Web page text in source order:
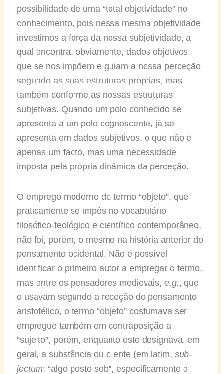
possibilidade de uma “total objetividade” no
conhecimento, pois nessa mesma objetividade
investimos a força da nossa subjetividade, a
qual encontra, obviamente, dados objetivos
que se nos impõem e guiam a nossa perceção
segundo as suas estruturas próprias, mas
também conforme as nossas estruturas
subjetivas. Quando um polo conhecido se
apresenta a um polo cognoscente, já se
apresenta em dados subjetivos, o que não é
apenas um facto, mas uma necessidade
imposta pela própria dinâmica da perceção.
O emprego moderno do termo “objeto”, que
praticamente se impôs no vocabulário
filosófico-teológico e científico contemporâneo,
não foi, porém, o mesmo na história anterior do
pensamento ocidental. Não é possível
identificar o primeiro autor a empregar o termo,
mas entre os pensadores medievais, e.g., que
o usavam segundo a receção do pensamento
aristotélico, o termo “objeto” costumava ser
empregue também em contraposição a
“sujeito”, porém, enquanto este designava, em
geral, a substância ou o ente (em latim, sub-
jectum: “algo posto sob”, especificamente o